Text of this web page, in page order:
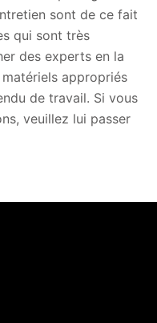
sont de ce fait
qui sont très
des experts en la
appropriés
de travail. Si vous
veuillez lui passer